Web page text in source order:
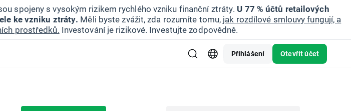
spojeny s vysokým rizikem rychlého vzniku finanční ztráty. U 77 % účtů retailových
ke vzniku ztráty. Měli byste zvážit, zda rozumíte tomu, jak rozdílové smlouvy fungují, a
prostředků. Investování je rizikové. Investujte zodpovědně.
Přihlášení Otevřít účet